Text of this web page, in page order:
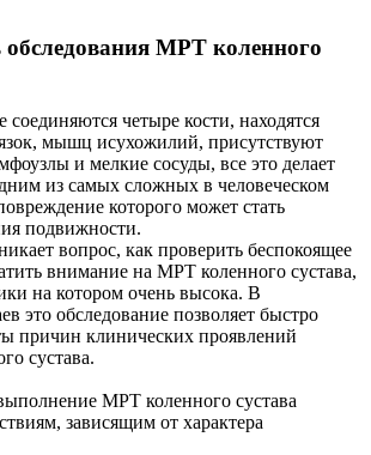
обследования МРТ коленного
соединяются четыре кости, находятся
мышц исухожилий, присутствуют
и мелкие сосуды, все это делает
из самых сложных в человеческом
которого может стать
подвижности.
вопрос, как проверить беспокоящее
внимание на МРТ коленного сустава,
на котором очень высока. В
это обследование позволяет быстро
причин клинических проявлений
сустава.
МРТ коленного сустава
зависящим от характера